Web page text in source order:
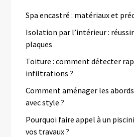
Spa encastré : matériaux et
Isolation par l’intérieur :
plaques
Toiture : comment détecter
infiltrations ?
Comment aménager les
avec style ?
Pourquoi faire appel à un
vos travaux ?